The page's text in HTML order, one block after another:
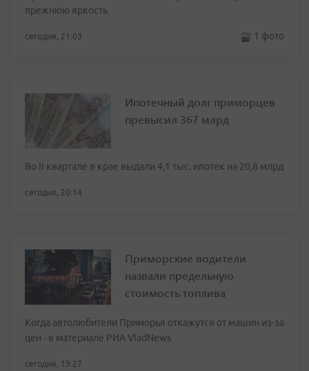
прежнюю яркость
сегодня, 21:03 1 фото
Ипотечный долг приморцев
превысил 367 млрд
Во II квартале в крае выдали 4,1 тыс. ипотек на 20,8 млрд
сегодня, 20:14
Приморские водители
назвали предельную
стоимость топлива
Когда автолюбители Приморья откажутся от машин из-за
цен - в материале РИА VladNews
сегодня, 19:27